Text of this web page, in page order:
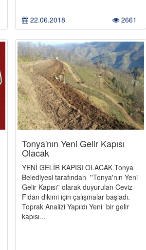
22.06.2018 2661
Tonya'nın Yeni Gelir Kapısı
Olacak
YENİ GELİR KAPISI OLACAK Tonya
Belediyesi tarafından ''Tonya'nın Yeni
Gelir Kapısı'' olarak duyurulan Ceviz
Fidan dikimi için çalışmalar başladı.
Toprak Analizi Yapıldı Yeni bir gelir
kapısı...